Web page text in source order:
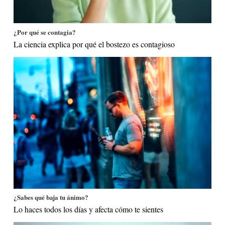
¿Por qué se contagia?
La ciencia explica por qué el bostezo es contagioso
¿Sabes qué baja tu ánimo?
Lo haces todos los días y afecta cómo te sientes